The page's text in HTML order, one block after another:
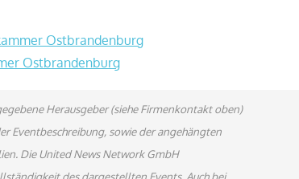
Ostbrandenburg
Ostbrandenburg
Herausgeber (siehe Firmenkontakt oben)
Eventbeschreibung, sowie der angehängten
Die United News Network GmbH
des dargestellten Events. Auch bei